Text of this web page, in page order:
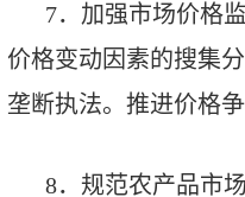
7．加强市场价格
价格变动因素的搜集
垄断执法。推进价格
8．规范农产品市